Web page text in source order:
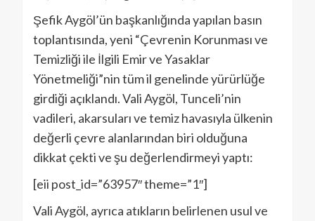
Şefik Aygöl’ün başkanlığında yapılan basın
toplantısında, yeni “Çevrenin Korunması ve
Temizliği ile İlgili Emir ve Yasaklar
Yönetmeliği”nin tüm il genelinde yürürlüğe
girdiği açıklandı. Vali Aygöl, Tunceli’nin
vadileri, akarsuları ve temiz havasıyla ülkenin
değerli çevre alanlarından biri olduğuna
dikkat çekti ve şu değerlendirmeyi yaptı:
[eii post_id=”63957″ theme=”1″]
Vali Aygöl, ayrıca atıkların belirlenen usul ve